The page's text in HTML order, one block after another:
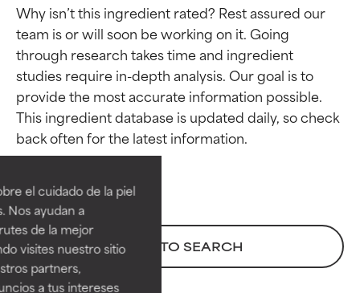
el cuidado de la piel
Nos ayudan a
de la mejor
visites nuestro sitio
partners,
a tus intereses
Why isn’t this ingredient rated? Rest assured our
team is or will soon be working on it. Going
through research takes time and ingredient
studies require in-depth analysis. Our goal is to
provide the most accurate information possible.
This ingredient database is updated daily, so check
BACK TO SEARCH
Calificaciones de
ingredientes
EXCELENTE
Ingrediente sobresaliente con
beneficios reales para la piel. Su
Calificaciones de
ingredientes
EXCELENTE
Ingrediente sobresaliente con
beneficios reales para la piel. Su